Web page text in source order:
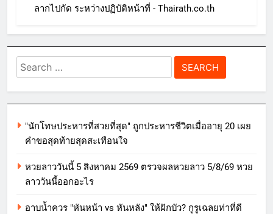
ลากไปกัด ระหว่างปฏิบัติหน้าที่ - Thairath.co.th
Search
for:
"นักโทษประหารที่สวยที่สุด" ถูกประหารชีวิตเมื่ออายุ 20 เผย
คำขอสุดท้ายสุดสะเทือนใจ
หวยลาววันนี้ 5 สิงหาคม 2569 ตรวจผลหวยลาว 5/8/69 หวย
ลาววันนี้ออกอะไร
อาบน้ำควร "หันหน้า vs หันหลัง" ให้ฝักบัว? กูรูเฉลยท่าที่ดี